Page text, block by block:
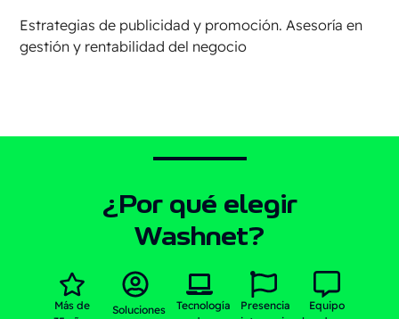
Estrategias de publicidad y promoción. Asesoría en
gestión y rentabilidad del negocio
¿Por qué elegir
Washnet?
Más de
Soluciones
Tecnología
Presencia
Equipo